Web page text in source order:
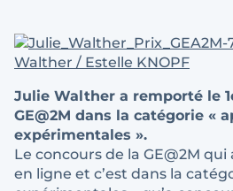
Walther / Estelle KNOPF
Julie Walther a remporté le
GE@2M dans la catégorie «
expérimentales ».
Le concours de la GE@2M qui
en ligne et c’est dans la